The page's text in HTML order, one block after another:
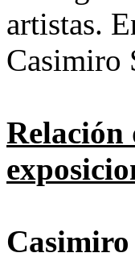
artistas.
Casimiro
Relación